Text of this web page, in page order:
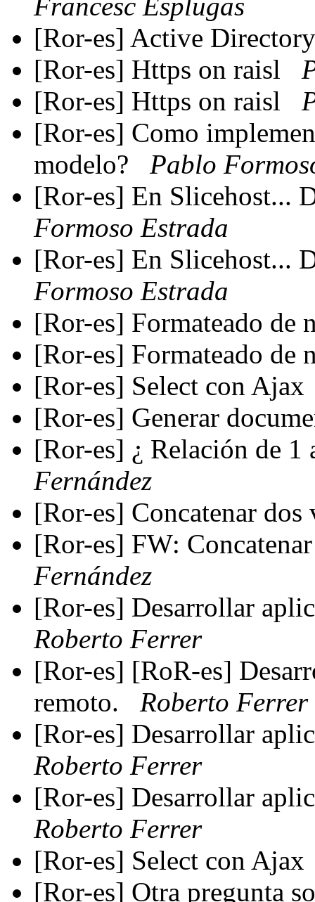
Francesc Esplugas
[Ror-es] Active
[Ror-es] Https on raisl
[Ror-es] Https on raisl
[Ror-es] Como
modelo?
Pablo
[Ror-es] En Slicehost...
Formoso Estrada
[Ror-es] En Slicehost...
Formoso Estrada
[Ror-es] Formateado de
[Ror-es] Formateado de
[Ror-es] Select con Ajax
[Ror-es] Generar
[Ror-es] ¿ Relación de 1
Fernández
[Ror-es] Concatenar
[Ror-es] FW:
Fernández
[Ror-es] Desarrollar
Roberto Ferrer
[Ror-es] [RoR-es]
remoto.
Roberto Ferrer
[Ror-es] Desarrollar
Roberto Ferrer
[Ror-es] Desarrollar
Roberto Ferrer
[Ror-es] Select con Ajax
[Ror-es] Otra pregunta